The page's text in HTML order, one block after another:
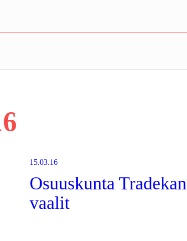
15.03.16
Osuuskunta Tradekan
vaalit